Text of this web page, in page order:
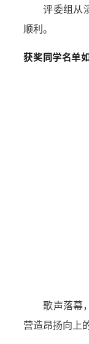
评委组从
顺利。
获奖同学名单如
歌声落幕
营造昂扬向上